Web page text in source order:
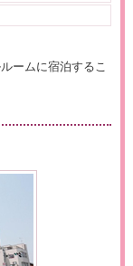
ームに宿泊するこ